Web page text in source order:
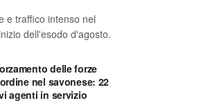
e traffico intenso nel
dell'esodo d'agosto.
delle forze
nel savonese: 22
agenti in servizio